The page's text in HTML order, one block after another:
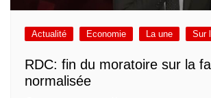
Actualité Economie La une Sur
RDC: fin du moratoire sur la
normalisée